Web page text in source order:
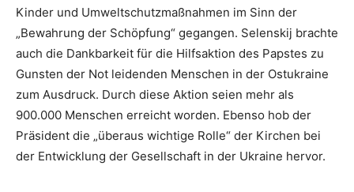
Kinder und Umweltschutzmaßnahmen im Sinn der
„Bewahrung der Schöpfung“ gegangen. Selenskij brachte
auch die Dankbarkeit für die Hilfsaktion des Papstes zu
Gunsten der Not leidenden Menschen in der Ostukraine
zum Ausdruck. Durch diese Aktion seien mehr als
900.000 Menschen erreicht worden. Ebenso hob der
Präsident die „überaus wichtige Rolle“ der Kirchen bei
der Entwicklung der Gesellschaft in der Ukraine hervor.